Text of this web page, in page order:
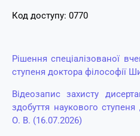
Код доступу: 0770
Рішення спеціалізованої
ступеня доктора філософії
Відеозапис захисту
здобуття наукового
О. В. (16.07.2026)